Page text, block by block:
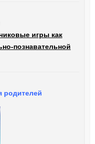
игры как
познавательной
родителей